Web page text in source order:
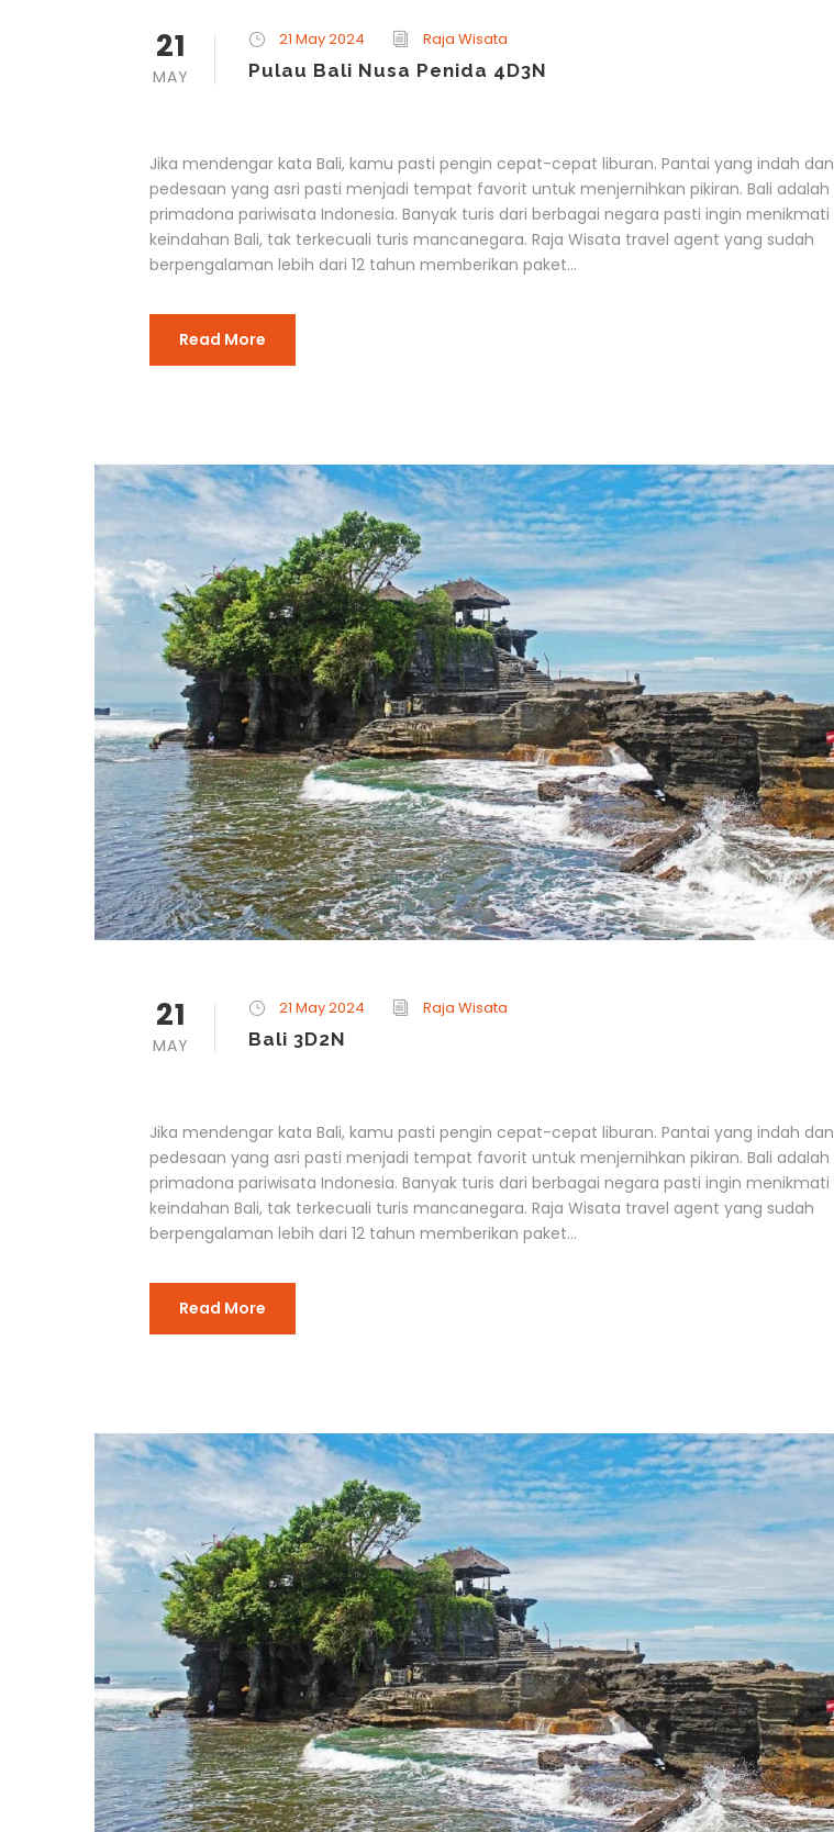
21
MAY
21 May 2024 Raja Wisata
Pulau Bali Nusa Penida 4D3N
Jika mendengar kata Bali, kamu pasti pengin cepat-cepat liburan. Pantai yang indah dan
pedesaan yang asri pasti menjadi tempat favorit untuk menjernihkan pikiran. Bali adalah
primadona pariwisata Indonesia. Banyak turis dari berbagai negara pasti ingin menikmati
keindahan Bali, tak terkecuali turis mancanegara. Raja Wisata travel agent yang sudah
berpengalaman lebih dari 12 tahun memberikan paket...
Read More
21
MAY
21 May 2024 Raja Wisata
Bali 3D2N
Jika mendengar kata Bali, kamu pasti pengin cepat-cepat liburan. Pantai yang indah dan
pedesaan yang asri pasti menjadi tempat favorit untuk menjernihkan pikiran. Bali adalah
primadona pariwisata Indonesia. Banyak turis dari berbagai negara pasti ingin menikmati
keindahan Bali, tak terkecuali turis mancanegara. Raja Wisata travel agent yang sudah
berpengalaman lebih dari 12 tahun memberikan paket...
Read More